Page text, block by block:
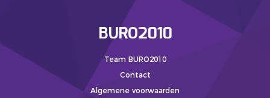
BURO2010
Team BURO2010
Contact
Algemene voorwaarden